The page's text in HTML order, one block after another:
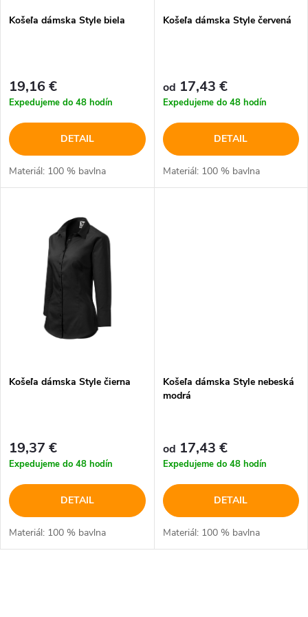
p
o
d
u
p
o
d
u
k
Košeľa dámska Style biela
19,16 €
Expedujeme do 48 hodín
DETAIL
Materiál: 100 % bavlna
Košeľa dámska Style červená
od 17,43 €
Expedujeme do 48 hodín
DETAIL
Materiál: 100 % bavlna
Košeľa dámska Style čierna
19,37 €
Expedujeme do 48 hodín
DETAIL
Materiál: 100 % bavlna
Košeľa dámska Style nebeská
modrá
od 17,43 €
Expedujeme do 48 hodín
DETAIL
Materiál: 100 % bavlna